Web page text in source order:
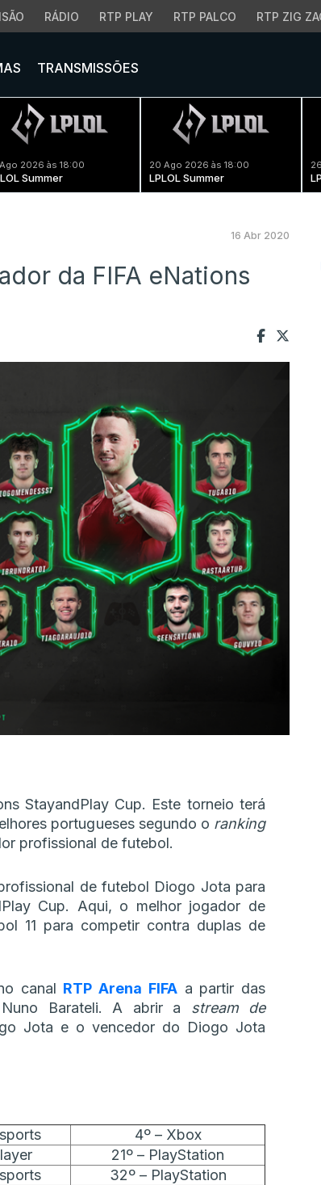
RÁDIO RTP PLAY RTP PALCO RTP ZIG
TRANSMISSÕES
2026 às 18:00
Summer
20 Ago 2026 às 18:00
LPLOL Summer
16 Abr 2020
da FIFA eNations
StayandPlay Cup. Este torneio terá
portugueses segundo o ranking
profissional de futebol.
de futebol Diogo Jota para
Cup. Aqui, o melhor jogador de
11 para competir contra duplas de
canal RTP Arena FIFAa partir das
Barateli. A abrir a stream de
Jota e o vencedor do Diogo Jota
4º – Xbox
21º – PlayStation
32º – PlayStation